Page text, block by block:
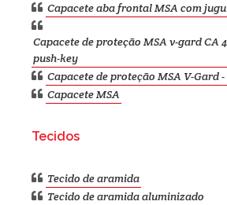
Capacete aba frontal MSA com
Capacete de proteção MSA v-gard CA
push-key
Capacete de proteção MSA V-Gard
Capacete MSA
Tecido de aramida